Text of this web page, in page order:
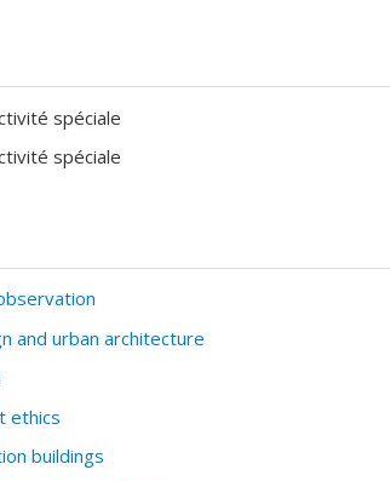
spéciale
spéciale
and urban architecture
ethics
buildings